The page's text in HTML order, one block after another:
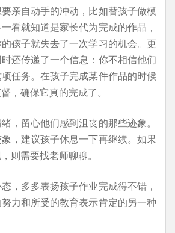
亲自动手的冲动，比如替孩子做模
看就知道是家长代为完成的作品，
孩子就失去了一次学习的机会。更
还传递了一个信息：你不相信他们
任务。在孩子完成某件作品的时候
，确保它真的完成了。
，留心他们感到沮丧的那些迹象。
，建议孩子休息一下再继续。如果
则需要找老师聊聊。
，多多表扬孩子作业完成得不错，
力和所受的教育表示肯定的另一种